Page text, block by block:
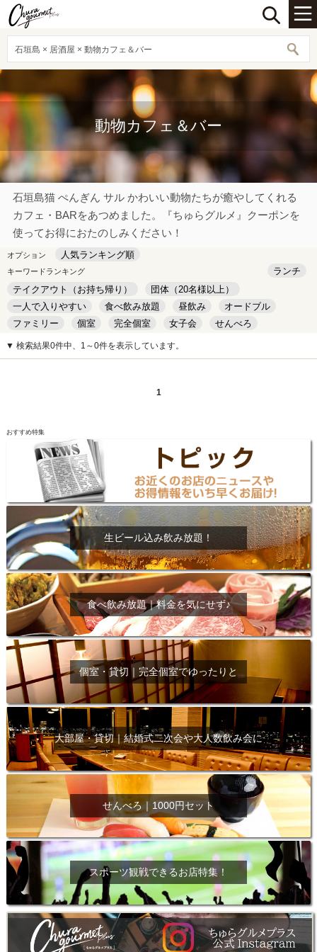
石垣島 × 居酒屋 × 動物カフェ＆バー
動物カフェ＆バー
石垣島猫 ぺんぎん サル かわいい動物たちが癒やしてくれる
カフェ・BARをあつめました。『ちゅらグルメ』クーポンを
使ってお得におたのしみください！
オプション 人気ランキング順
キーワードランキング
ランチ
テイクアウト（お持ち帰り）
団体（20名様以上）
一人で入りやすい
食べ飲み放題 昼飲み
オードブル
ファミリー
個室 完全個室 女子会
せんべろ
キッズルーム
安い デート
▼ 検索結果0件中、1～0件を表示しています。
1
おすすめ特集
生ビール込み飲み放題！
食べ飲み放題｜料金を気にせず♪
個室・貸切｜完全個室でゆったりと
大部屋・貸切｜結婚式二次会や大人数飲み会に
せんべろ｜1000円セット
スポーツ観戦できるお店特集！